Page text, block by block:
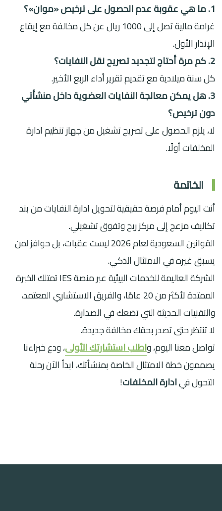
1. ما هي عقوبة عدم الحصول على ترخيص «موان»؟
غرامة مالية تصل إلى 1000 ريال عن كل مخالفة مع إيقاع
الإنذار الأول.
2. كم مرة أحتاج لتجديد تصريح نقل النفايات؟
كل سنة ميلادية مع تقديم تقرير أداء الربع الأخير.
3. هل يمكن معالجة النفايات العضوية داخل منشأتي
دون ترخيص؟
لا، يلزم الحصول على تصريح تشغيل من جهاز تنظيم ادارة
المخلفات أولًا.
الخاتمة
أنت اليوم أمام فرصة حقيقية لتحويل ادارة النفايات من بند
تكاليف مزعج إلى مركز ربح وتفوق تشغيلي.
القوانين السعودية لعام 2026 ليست عقبات، بل حوافز لمن
يسبق غيره في الامتثال الذكي.
الشركة العاليمة للخدمات البيئية عبر منصة IES تمتلك الخبرة
الممتدة لأكثر من 20 عامًا، والفريق الاستشاري المعتمد،
والتقنيات الحديثة التي تضعك في الصدارة.
لا تنتظر حتى تصدر بحقك مخالفة جديدة.
تواصل معنا اليوم، واطلب استشارتك الأولى، ودع خبراءنا
يصممون خطة الامتثال الخاصة بمنشأتك، ابدأ الآن رحلة
التحول فيادارة المخلفات!